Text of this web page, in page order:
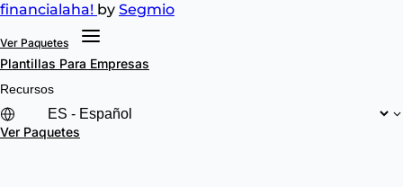
financialaha! by Segmio
Ver Paquetes
Plantillas Para Empresas
Recursos
Ver Paquetes